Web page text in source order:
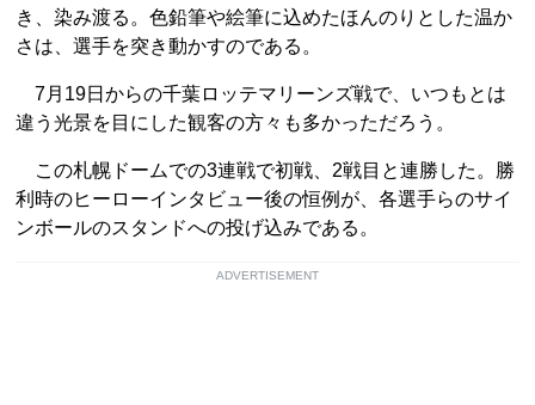
き、染み渡る。色鉛筆や絵筆に込めたほんのりとした温か
さは、選手を突き動かすのである。
7月19日からの千葉ロッテマリーンズ戦で、いつもとは
違う光景を目にした観客の方々も多かっただろう。
この札幌ドームでの3連戦で初戦、2戦目と連勝した。勝
利時のヒーローインタビュー後の恒例が、各選手らのサイ
ンボールのスタンドへの投げ込みである。
ADVERTISEMENT